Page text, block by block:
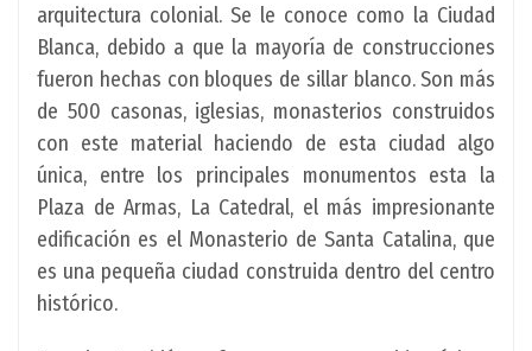
arquitectura colonial. Se le conoce como la Ciudad
Blanca, debido a que la mayoría de construcciones
fueron hechas con bloques de sillar blanco. Son más
de 500 casonas, iglesias, monasterios construidos
con este material haciendo de esta ciudad algo
única, entre los principales monumentos esta la
Plaza de Armas, La Catedral, el más impresionante
edificación es el Monasterio de Santa Catalina, que
es una pequeña ciudad construida dentro del centro
histórico.